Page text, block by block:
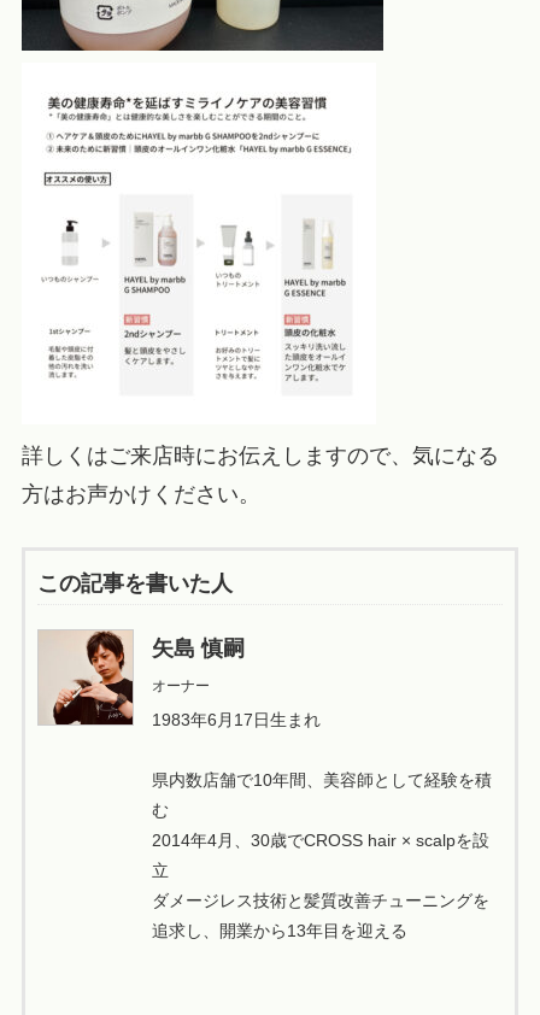
詳しくはご来店時にお伝えしますので、気になる
方はお声かけください。
この記事を書いた人
矢島 慎嗣
オーナー
1983年6月17日生まれ
県内数店舗で10年間、美容師として経験を積
む
2014年4月、30歳でCROSS hair × scalpを設
立
ダメージレス技術と髪質改善チューニングを
追求し、開業から13年目を迎える